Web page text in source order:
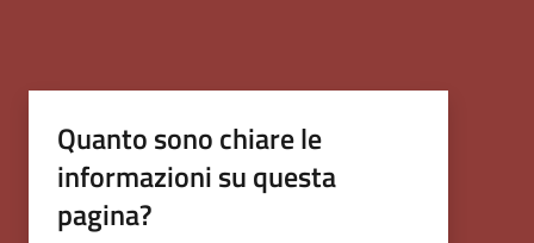
Quanto sono chiare le
informazioni su questa
pagina?